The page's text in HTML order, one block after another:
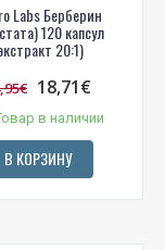
Labs Берберин
120 капсул
20:1)
18,71€
в наличии
В КОРЗИНУ